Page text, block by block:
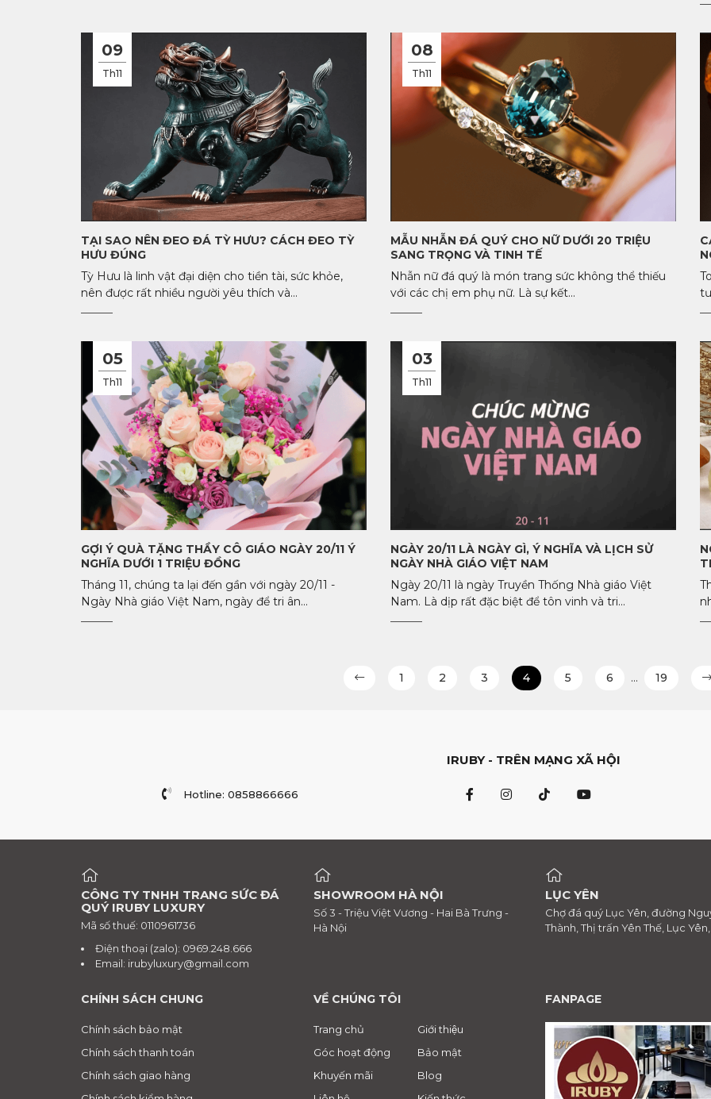
09
Th11
TẠI SAO NÊN ĐEO ĐÁ TỲ HƯU? CÁCH ĐEO TỲ
HƯU ĐÚNG
Tỳ Hưu là linh vật đại diện cho tiền tài, sức khỏe,
nên được rất nhiều người yêu thích và...
08
Th11
MẪU NHẪN ĐÁ QUÝ CHO NỮ DƯỚI 20 TRIỆU
SANG TRỌNG VÀ TINH TẾ
Nhẫn nữ đá quý là món trang sức không thể thiếu
với các chị em phụ nữ. Là sự kết...
05
Th11
GỢI Ý QUÀ TẶNG THẦY CÔ GIÁO NGÀY 20/11 Ý
NGHĨA DƯỚI 1 TRIỆU ĐỒNG
Tháng 11, chúng ta lại đến gần với ngày 20/11 -
Ngày Nhà giáo Việt Nam, ngày để tri ân...
03
Th11
NGÀY 20/11 LÀ NGÀY GÌ, Ý NGHĨA VÀ LỊCH SỬ
NGÀY NHÀ GIÁO VIỆT NAM
Ngày 20/11 là ngày Truyền Thống Nhà giáo Việt
Nam. Là dịp rất đặc biệt để tôn vinh và tri...
1 2 3 4 5 6 … 19
IRUBY - TRÊN MẠNG XÃ HỘI
Hotline: 0858866666
CÔNG TY TNHH TRANG SỨC ĐÁ
QUÝ IRUBY LUXURY
Mã số thuế: 0110961736
Điện thoại (zalo): 0969.248.666
Email: irubyluxury@gmail.com
SHOWROOM HÀ NỘI
Số 3 - Triệu Việt Vương - Hai Bà Trưng -
Hà Nội
LỤC YÊN
Chợ đá quý Lục Yên, đường
Thành, Thị trấn Yên Thế, Lục
CHÍNH SÁCH CHUNG
Chính sách bảo mật
Chính sách thanh toán
Chính sách giao hàng
VỀ CHÚNG TÔI
Trang chủ
Giới thiệu
Góc hoạt động
Bảo mật
Khuyến mãi
Blog
FANPAGE